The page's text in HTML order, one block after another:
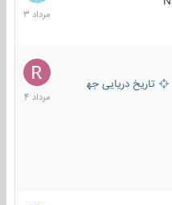
1403
تاریخ دریایی جهان
16
مرداد
1404